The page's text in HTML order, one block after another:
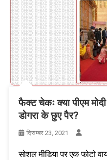
फैक्ट चेकः क्या पीएम
डोगरा के छुए पैर?
दिसम्बर 23, 2021
सोशल मीडिया पर एक फोटो